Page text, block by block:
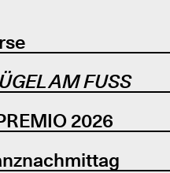
AM FUSS
2026